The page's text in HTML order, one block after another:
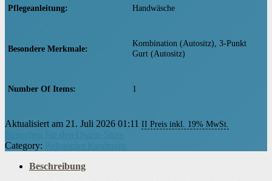
Pflegeanleitung ‎Handwäsche
Besondere Merkmale
‎Kombination (Autositz), 3-Punkt
Gurt (Autositz)
Number Of Items ‎1
Benötigt Batterien ‎Nein
Aktualisiert am 21. Juli 2026 01:11 II Preis inkl. 19% MwSt.
Category:
Beschreibung